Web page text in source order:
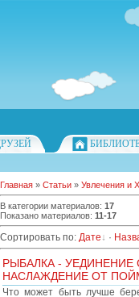
Главная » Статьи » Увлечения и
В категории материалов: 17
Показано материалов: 11-17
Сортировать по: Дате ·
РЫБАЛКА -
НАСЛАЖДЕНИЕ ОТ
Что может быть лучше